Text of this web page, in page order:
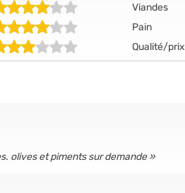
Viandes
Pain
Qualité/prix
olives et piments sur demande